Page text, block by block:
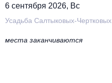
6 сентября 2026, Вс
Усадьба Салтыковых-Чертковых
места заканчиваются